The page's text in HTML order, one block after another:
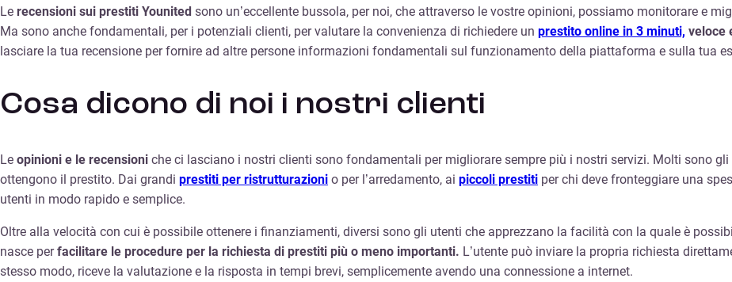
Le recensioni sui prestiti Younited sono un’eccellente bussola, per noi, che attraverso le vostre opinioni, possiamo monitorare e
Ma sono anche fondamentali, per i potenziali clienti, per valutare la convenienza di richiedere un prestito online in 3 minuti, veloce
lasciare la tua recensione per fornire ad altre persone informazioni fondamentali sul funzionamento della piattaforma e sulla tua
Cosa dicono di noi i nostri clienti
Le opinioni e le recensioni che ci lasciano i nostri clienti sono fondamentali per migliorare sempre più i nostri servizi. Molti sono
ottengono il prestito. Dai grandi prestiti per ristrutturazioni o per l’arredamento, ai piccoli prestiti per chi deve fronteggiare una
utenti in modo rapido e semplice.
Oltre alla velocità con cui è possibile ottenere i finanziamenti, diversi sono gli utenti che apprezzano la facilità con la quale è
nasce perfacilitare le procedure per la richiesta di prestiti più o meno importanti. L’utente può inviare la propria richiesta
stesso modo, riceve la valutazione e la risposta in tempi brevi, semplicemente avendo una connessione a internet.